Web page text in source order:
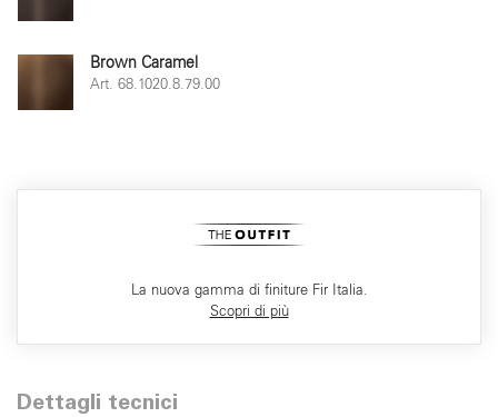
Brown Caramel
Art. 68.1020.8.79.00
La nuova gamma di finiture Fir Italia.
Scopri di più
Dettagli tecnici